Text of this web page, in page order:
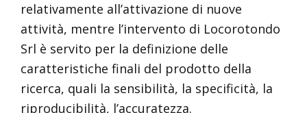
relativamente all’attivazione di nuove
attività, mentre l’intervento di Locorotondo
Srl è servito per la definizione delle
caratteristiche finali del prodotto della
ricerca, quali la sensibilità, la specificità, la
riproducibilità, l’accuratezza.